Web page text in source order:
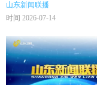
山东新闻联播
时间 2026-07-14